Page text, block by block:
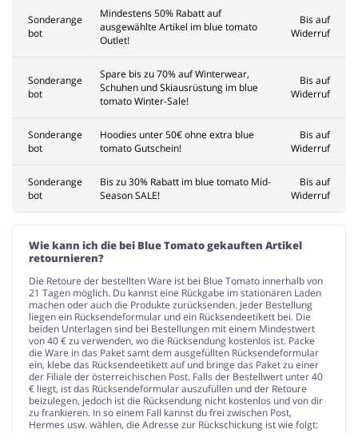
Sonderange
bot
Mindestens 50% Rabatt auf
ausgewählte Artikel im blue tomato
Outlet!
Bis auf
Widerruf
Sonderange
bot
Spare bis zu 70% auf Winterwear,
Schuhen und Skiausrüstung im blue
tomato Winter-Sale!
Bis auf
Widerruf
Sonderange
bot
Hoodies unter 50€ ohne extra blue
tomato Gutschein!
Bis auf
Widerruf
Sonderange
bot
Bis zu 30% Rabatt im blue tomato Mid-
Season SALE!
Bis auf
Widerruf
Wie kann ich die bei Blue Tomato gekauften Artikel
retournieren?
Die Retoure der bestellten Ware ist bei Blue Tomato innerhalb von
21 Tagen möglich. Du kannst eine Rückgabe im stationären Laden
machen oder auch die Produkte zurücksenden. Jeder Bestellung
liegen ein Rücksendeformular und ein Rücksendeetikett bei. Die
beiden Unterlagen sind bei Bestellungen mit einem Mindestwert
von 40 € zu verwenden, wo die Rücksendung kostenlos ist. Packe
die Ware in das Paket samt dem ausgefüllten Rücksendeformular
ein, klebe das Rücksendeetikett auf und bringe das Paket zu einer
der Filiale der österreichischen Post. Falls der Bestellwert unter 40
€ liegt, ist das Rücksendeformular auszufüllen und der Retoure
beizulegen, jedoch ist die Rücksendung nicht kostenlos und von dir
zu frankieren. In so einem Fall kannst du frei zwischen Post,
Hermes usw. wählen, die Adresse zur Rückschickung ist wie folgt: